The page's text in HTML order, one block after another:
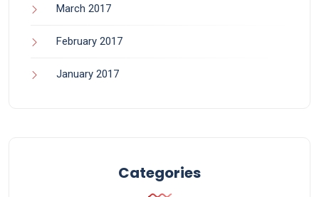
March 2017
February 2017
January 2017
Categories